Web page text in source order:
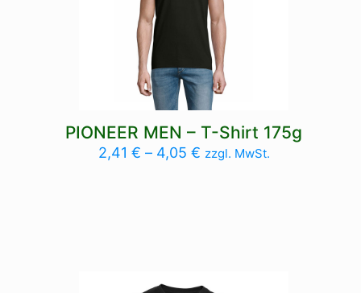
PIONEER MEN – T-Shirt 175g
2,41 € – 4,05 € zzgl. MwSt.